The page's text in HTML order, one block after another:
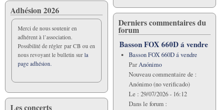
Adhésion 2026
Merci de nous soutenir en
adhérent à l’association.
Possibilité de régler par CB ou en
nous revoyant le bulletin sur la
page adhésion.
Les concerts
Derniers commentaires du
forum
Basson FOX 660D á vendre
Basson FOX 660D á vendre
ParAnónimo
Nouveau commentaire de :
Anónimo (no verificado)
Le : 29/07/2026 - 16:12
Dans le forum :